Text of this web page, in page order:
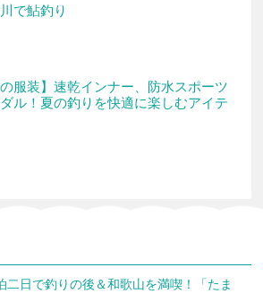
で鮎釣り
の服装】速乾インナー、防水スポーツ
ル！夏の釣りを快適に楽しむアイテ
二日で釣りの後＆和歌山を満喫！「たま